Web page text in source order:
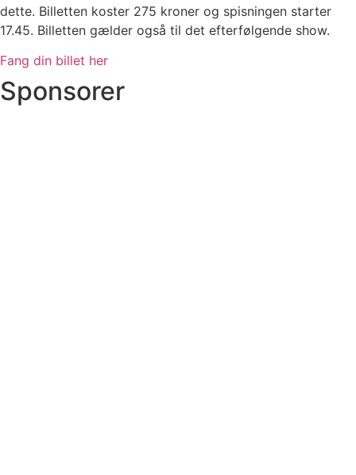
dette. Billetten koster 275 kroner og spisningen starter
17.45. Billetten gælder også til det efterfølgende show.
Fang din billet her
Sponsorer